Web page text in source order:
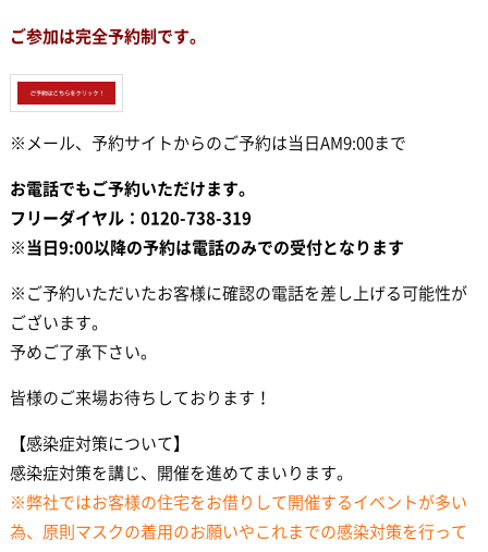
ご参加は完全予約制です。
※メール、予約サイトからのご予約は当日AM9:00まで
お電話でもご予約いただけます。
フリーダイヤル：0120-738-319
※当日9:00以降の予約は電話のみでの受付となります
※ご予約いただいたお客様に確認の電話を差し上げる可能性が
ございます。
予めご了承下さい。
皆様のご来場お待ちしております！
【感染症対策について】
感染症対策を講じ、開催を進めてまいります。
※弊社ではお客様の住宅をお借りして開催するイベントが多い
為、原則マスクの着用のお願いやこれまでの感染対策を行って